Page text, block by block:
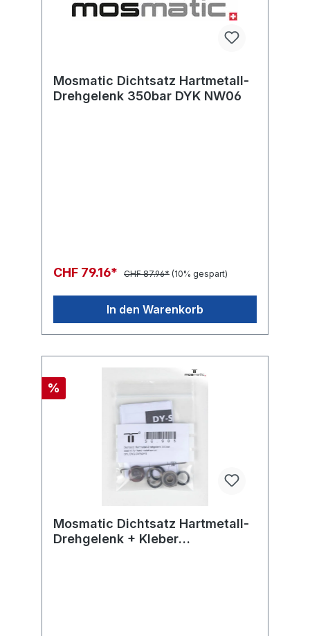
Mosmatic Dichtsatz Hartmetall-
Drehgelenk 350bar DYK NW06
CHF 79.16* CHF 87.96* (10% gespart)
In den Warenkorb
%
Mosmatic Dichtsatz Hartmetall-
Drehgelenk + Kleber